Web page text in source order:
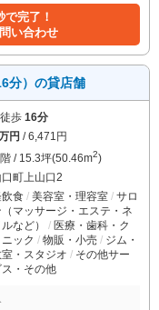
で完了！
い合わせ
分）の貸店舗
徒歩 16分
円 / 6,471円
/ 15.3坪(50.46m2)
町上山口2
食 美容室・理容室
サロ
（マッサージ・エステ・ネ
など）
医療・歯科・ク
ニック
物販・小売
ジム・
・スタジオ
その他サー
ス・その他